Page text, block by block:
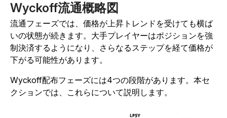
Wyckoff流通概略図
流通フェーズでは、価格が上昇トレンドを受けても横ば
いの状態が続きます。大手プレイヤーはポジションを強
制決済するようになり、さらなるステップを経て価格が
下がる可能性があります。
Wyckoff配布フェーズには4つの段階があります。本セ
クションでは、これらについて説明します。